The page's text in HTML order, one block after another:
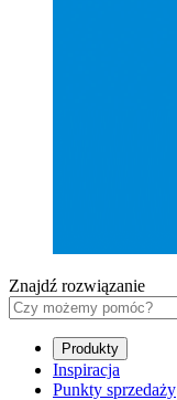
Znajdź rozwiązanie
Produkty
Inspiracja
Punkty sprzedaży